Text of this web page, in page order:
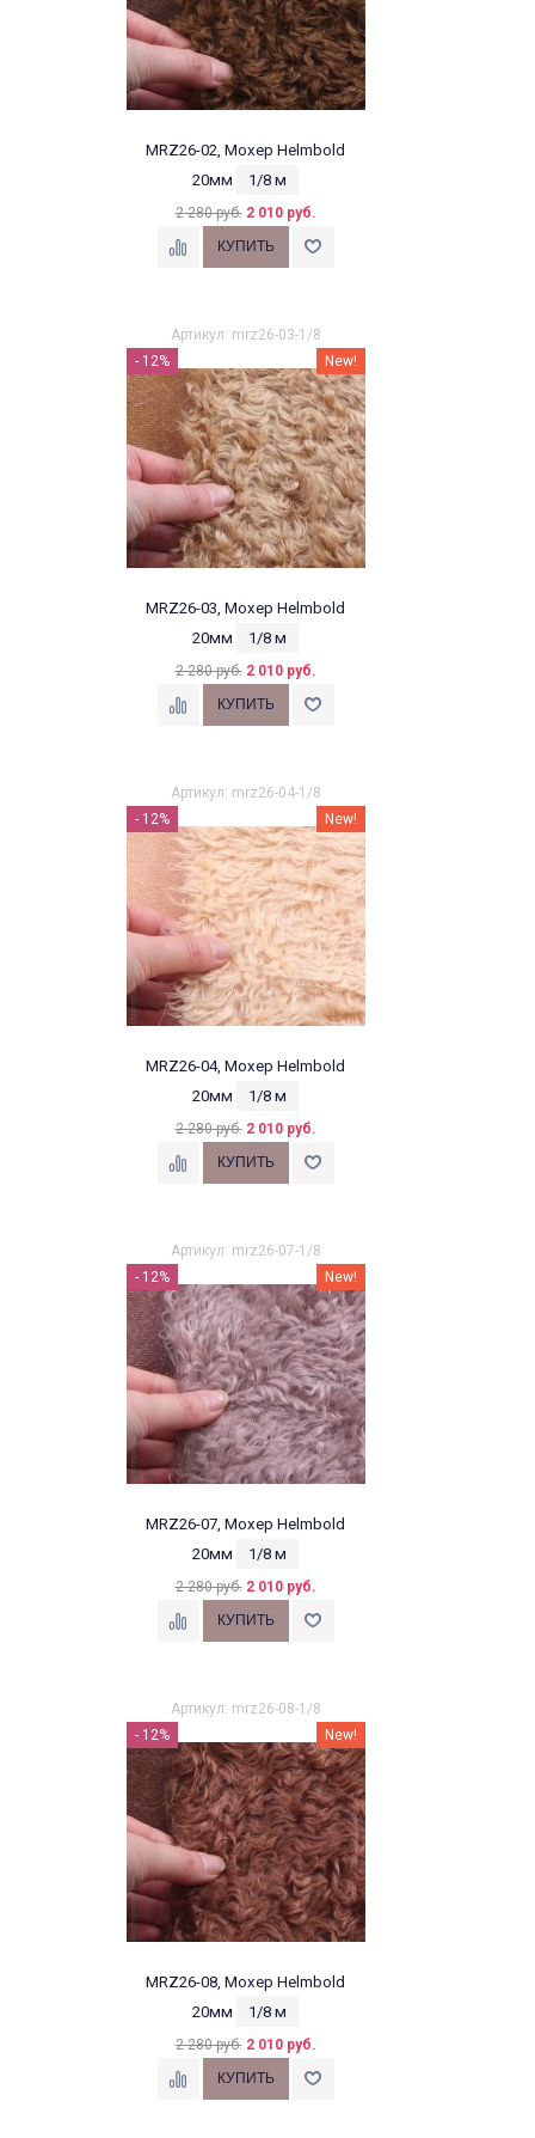
MRZ26-02, Мохер Helmbold
20мм
1/8 м
2 280 руб. 2 010 руб.
Артикул: mrz26-03-1/8
- 12%
New!
MRZ26-03, Мохер Helmbold
20мм
1/8 м
2 280 руб. 2 010 руб.
Артикул: mrz26-04-1/8
- 12%
New!
MRZ26-04, Мохер Helmbold
20мм
1/8 м
2 280 руб. 2 010 руб.
Артикул: mrz26-07-1/8
- 12%
New!
MRZ26-07, Мохер Helmbold
20мм
1/8 м
2 280 руб. 2 010 руб.
Артикул: mrz26-08-1/8
- 12%
New!
MRZ26-08, Мохер Helmbold
20мм
1/8 м
2 280 руб. 2 010 руб.